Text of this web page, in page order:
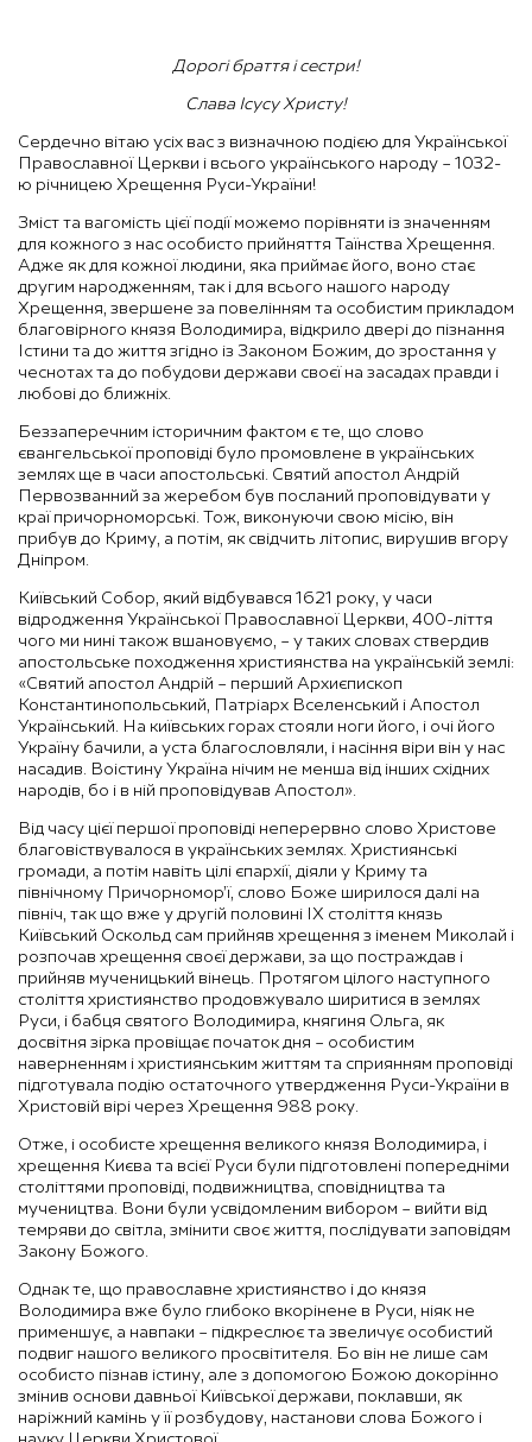
Дорогі браття і сестри!
Слава Ісусу Христу!
Сердечно вітаю усіх вас з визначною подією для Української
Православної Церкви і всього українського народу – 1032-
ю річницею Хрещення Руси-України!
Зміст та вагомість цієї події можемо порівняти із значенням
для кожного з нас особисто прийняття Таїнства Хрещення.
Адже як для кожної людини, яка приймає його, воно стає
другим народженням, так і для всього нашого народу
Хрещення, звершене за повелінням та особистим прикладом
благовірного князя Володимира, відкрило двері до пізнання
Істини та до життя згідно із Законом Божим, до зростання у
чеснотах та до побудови держави своєї на засадах правди і
любові до ближніх.
Беззаперечним історичним фактом є те, що слово
євангельської проповіді було промовлене в українських
землях ще в часи апостольські. Святий апостол Андрій
Первозванний за жеребом був посланий проповідувати у
краї причорноморські. Тож, виконуючи свою місію, він
прибув до Криму, а потім, як свідчить літопис, вирушив вгору
Дніпром.
Київський Собор, який відбувався 1621 року, у часи
відродження Української Православної Церкви, 400-ліття
чого ми нині також вшановуємо, – у таких словах ствердив
апостольське походження християнства на українській землі:
«Святий апостол Андрій – перший Архиєпископ
Константинопольський, Патріарх Вселенський і Апостол
Український. На київських горах стояли ноги його, і очі його
Україну бачили, а уста благословляли, і насіння віри він у нас
насадив. Воістину Україна нічим не менша від інших східних
народів, бо і в ній проповідував Апостол».
Від часу цієї першої проповіді неперервно слово Христове
благовіствувалося в українських землях. Християнські
громади, а потім навіть цілі єпархії, діяли у Криму та
північному Причорномор’ї, слово Боже ширилося далі на
північ, так що вже у другій половині IX століття князь
Київський Оскольд сам прийняв хрещення з іменем Миколай і
розпочав хрещення своєї держави, за що постраждав і
прийняв мученицький вінець. Протягом цілого наступного
століття християнство продовжувало ширитися в землях
Руси, і бабця святого Володимира, княгиня Ольга, як
досвітня зірка провіщає початок дня – особистим
наверненням і християнським життям та сприянням проповіді
підготувала подію остаточного утвердження Руси-України в
Христовій вірі через Хрещення 988 року.
Отже, і особисте хрещення великого князя Володимира, і
хрещення Києва та всієї Руси були підготовлені попередніми
століттями проповіді, подвижництва, сповідництва та
мучеництва. Вони були усвідомленим вибором – вийти від
темряви до світла, змінити своє життя, послідувати заповідям
Закону Божого.
Однак те, що православне християнство і до князя
Володимира вже було глибоко вкорінене в Руси, ніяк не
применшує, а навпаки – підкреслює та звеличує особистий
подвиг нашого великого просвітителя. Бо він не лише сам
особисто пізнав істину, але з допомогою Божою докорінно
змінив основи давньої Київської держави, поклавши, як
наріжний камінь у її розбудову, настанови слова Божого і